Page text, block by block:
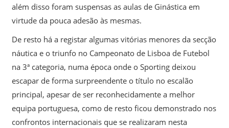
além disso foram suspensas as aulas de Ginástica em
virtude da pouca adesão às mesmas.
De resto há a registar algumas vitórias menores da secção
náutica e o triunfo no Campeonato de Lisboa de Futebol
na 3ª categoria, numa época onde o Sporting deixou
escapar de forma surpreendente o título no escalão
principal, apesar de ser reconhecidamente a melhor
equipa portuguesa, como de resto ficou demonstrado nos
confrontos internacionais que se realizaram nesta